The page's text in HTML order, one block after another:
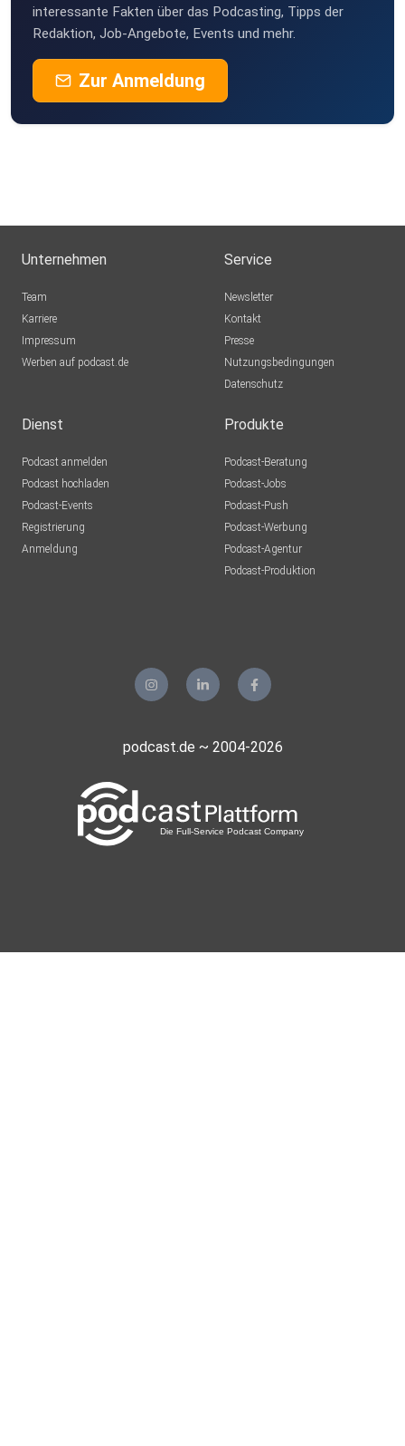
interessante Fakten über das Podcasting, Tipps der
Redaktion, Job-Angebote, Events und mehr.
Zur Anmeldung
Unternehmen
Team
Karriere
Impressum
Werben auf podcast.de
Service
Newsletter
Kontakt
Presse
Nutzungsbedingungen
Datenschutz
Dienst
Podcast anmelden
Podcast hochladen
Podcast-Events
Registrierung
Anmeldung
Produkte
Podcast-Beratung
Podcast-Jobs
Podcast-Push
Podcast-Werbung
Podcast-Agentur
Podcast-Produktion
podcast.de ~ 2004-2026